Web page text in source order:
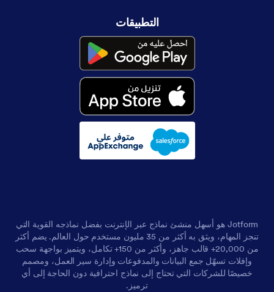
التطبيقات
Jotform هو أسهل منشئ نماذج عبر الإنترنت بفضل نماذجه القوية التي
تنجز المهام، ويثق به أكثر من 35 مليون مستخدم حول العالم. يضم أكثر
من 20,000+ قالب جاهز، وأكثر من 150+ تكامل، ويتميز بواجهة سحب
وإفلات تسهّل جمع البيانات والمدفوعات وإدارة سير العمل، ومصمم
خصيصًا للشركات التي تحتاج إلى نماذج احترافية دون الحاجة إلى أي
ترميز.